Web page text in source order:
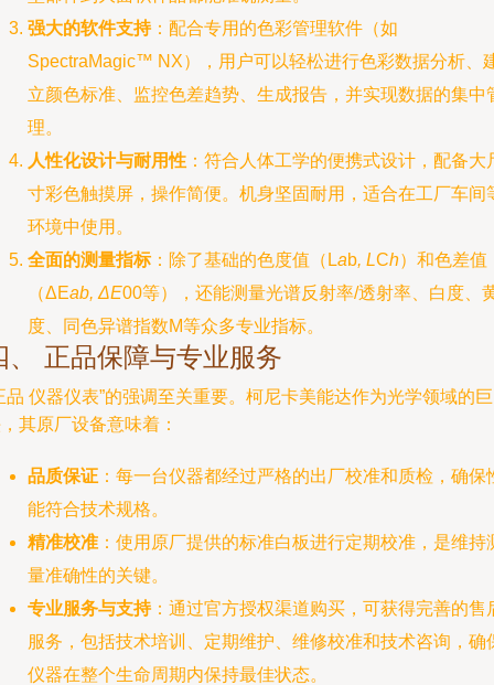
强大的软件支持：配合专用的色彩管理软件（如
SpectraMagic™ NX），用户可以轻松进行色彩数据分析、
立颜色标准、监控色差趋势、生成报告，并实现数据的集中
理。
人性化设计与耐用性 ：符合人体工学的便携式设计，配备大
寸彩色触摸屏，操作简便。机身坚固耐用，适合在工厂车间
环境中使用。
全面的测量指标：除了基础的色度值（Lab, LCh）和色差值
（ΔEab, ΔE00等），还能测量光谱反射率/透射率、白度、
度、同色异谱指数M等众多专业指标。
、 正品保障与专业服务
品 仪器仪表”的强调至关重要。柯尼卡美能达作为光学领域的巨
其原厂设备意味着：
品质保证 ：每一台仪器都经过严格的出厂校准和质检，确保
能符合技术规格。
精准校准 ：使用原厂提供的标准白板进行定期校准，是维持
量准确性的关键。
专业服务与支持：通过官方授权渠道购买，可获得完善的售
服务，包括技术培训、定期维护、维修校准和技术咨询，确
仪器在整个生命周期内保持最佳状态。